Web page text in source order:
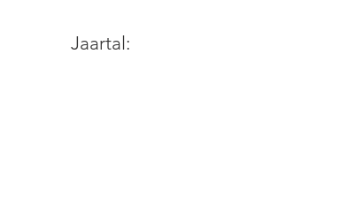
Jaartal: